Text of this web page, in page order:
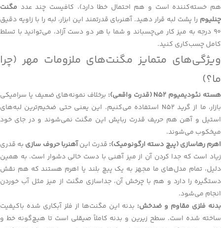
هم خسته‌کننده است و هم احتمال خطا دارد)، کافیست چند عدد مگنت
چنلیوم را پشت لبه قرار دهید. آهنربای قدرتمند این ابزار، لبه را با زاویه دقیق
۹۰ درجه به میز کار می‌چسباند و شما با هر دو دست آزاد، می‌توانید با تسلط
کامل چسب‌کاری کنید.
ویژگی‌های متمایز مگنت‌های ملزومات مهر (چرا
ما؟)
هسته نئودیمیوم N52 (قدرت واقعی):
برخلاف نمونه‌های ضعیف یا سرامیکی
بازار، ما از گرید N52 استفاده می‌کنیم. این یعنی حتی ضخیم‌ترین لبه‌های
استیل و آهن هم حریف قدرت ربایش این مگنت نمی‌شوند و در جای خود
میخکوب می‌شوند.
اهرم رهاسازی (پیچ دسته ارگونومیک): قدرت اینآهنربا حروف سازی به قدری
زیاد است که جدا کردن آن از میز آهنی با دست خالی دشوار است. به همین
دلیل، تمام مدل‌های ما مجهز به یک پیچ بلند یا اهرم هستند که هم نقش
دستگیره را دارد و هم با چرخش آن، جداسازی مگنت از میز مثل آب خوردن
انجام می‌شود.
بدنه فلزی مقاوم و ضدخش: بدنه این مگنت‌ها از فلز آبکاری شده باکیفیت
ساخته شده است. سطح زیرین و بدنه کاملاً صیقلی است تا هیچ‌گونه خط و